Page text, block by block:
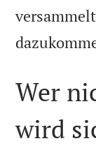
Wer
wird